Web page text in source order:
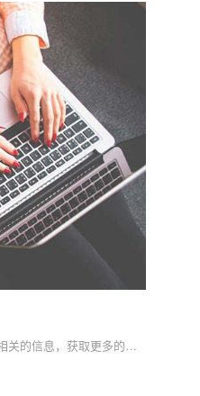
现在的网站是伴随着互联网快速发展而兴起的，人们通过在互联网上搜索相关的信息，获取更多的信息资源。公司要进行网络的便捷推广，就要建设适合自己的网站。通过网站将更多的信息呈现给用户。那么一个网站的整个设计应该注意哪些问题呢？北京网站设计公司为大家介绍。